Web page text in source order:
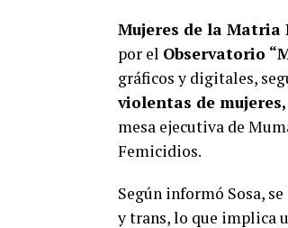
Mujeres de la
por el Observatorio
gráficos y digitales,
violentas de
mesa ejecutiva de
Femicidios.
Según informó Sosa,
y trans, lo que implica